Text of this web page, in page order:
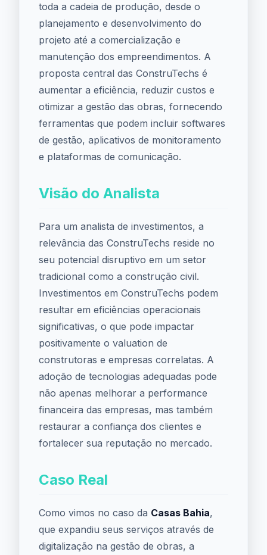
toda a cadeia de produção, desde o
planejamento e desenvolvimento do
projeto até a comercialização e
manutenção dos empreendimentos. A
proposta central das ConstruTechs é
aumentar a eficiência, reduzir custos e
otimizar a gestão das obras, fornecendo
ferramentas que podem incluir softwares
de gestão, aplicativos de monitoramento
e plataformas de comunicação.
Visão do Analista
Para um analista de investimentos, a
relevância das ConstruTechs reside no
seu potencial disruptivo em um setor
tradicional como a construção civil.
Investimentos em ConstruTechs podem
resultar em eficiências operacionais
significativas, o que pode impactar
positivamente o valuation de
construtoras e empresas correlatas. A
adoção de tecnologias adequadas pode
não apenas melhorar a performance
financeira das empresas, mas também
restaurar a confiança dos clientes e
fortalecer sua reputação no mercado.
Caso Real
Como vimos no caso da Casas Bahia,
que expandiu seus serviços através de
digitalização na gestão de obras, a